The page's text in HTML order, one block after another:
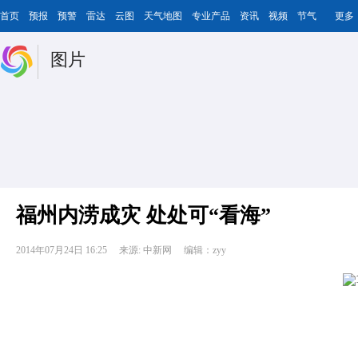
首页 预报 预警 雷达 云图 天气地图 专业产品 资讯 视频 节气 更多
图片
福州内涝成灾 处处可“看海”
2014年07月24日 16:25 来源: 中新网 编辑：zyy